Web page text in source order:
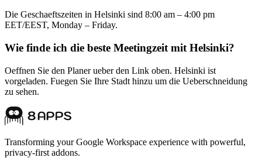
Die Geschaeftszeiten in Helsinki sind 8:00 am – 4:00 pm
EET/EEST, Monday – Friday.
Wie finde ich die beste Meetingzeit mit Helsinki?
Oeffnen Sie den Planer ueber den Link oben. Helsinki ist
vorgeladen. Fuegen Sie Ihre Stadt hinzu um die Ueberschneidung
zu sehen.
Transforming your Google Workspace experience with powerful,
privacy-first addons.